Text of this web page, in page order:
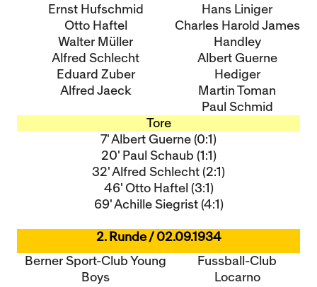
Ernst Hufschmid
Otto Haftel
Walter Müller
Alfred Schlecht
Eduard Zuber
Alfred Jaeck
Hans Liniger
Charles Harold James
Handley
Albert Guerne
Hediger
Martin Toman
Paul Schmid
Tore
7' Albert Guerne (0:1)
20' Paul Schaub (1:1)
32' Alfred Schlecht (2:1)
46' Otto Haftel (3:1)
69' Achille Siegrist (4:1)
2. Runde / 02.09.1934
Berner Sport-Club Young
Boys
Fussball-Club
Locarno